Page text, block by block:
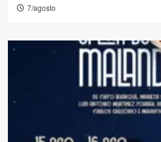
7/agosto